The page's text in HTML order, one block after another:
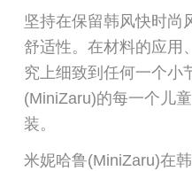
坚持在保留韩风快时尚
舒适性。在材料的应用
究上细致到任何一个小
(MiniZaru)的每一个儿
装。
米妮哈鲁(MiniZaru)在